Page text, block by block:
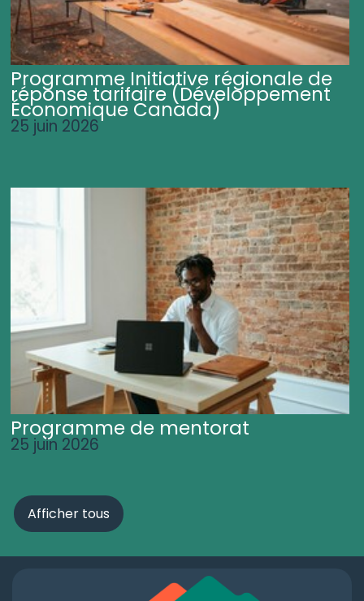
Programme Initiative régionale de
réponse tarifaire (Développement
Économique Canada)
25 juin 2026
Programme de mentorat
25 juin 2026
Afficher tous